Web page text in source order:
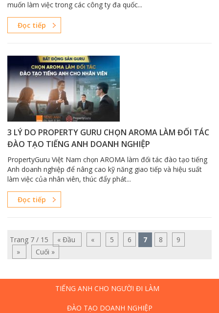
muốn làm việc trong các công ty đa quốc...
Đọc tiếp
3 LÝ DO PROPERTY GURU CHỌN AROMA LÀM ĐỐI TÁC
ĐÀO TẠO TIẾNG ANH DOANH NGHIỆP
PropertyGuru Việt Nam chọn AROMA làm đối tác đào tạo tiếng
Anh doanh nghiệp để nâng cao kỹ năng giao tiếp và hiệu suất
làm việc của nhân viên, thúc đẩy phát...
Đọc tiếp
Trang 7 / 15 « Đầu « 5 6 7 8
9
»
Cuối »
TIẾNG ANH CHO NGƯỜI ĐI LÀM
ĐÀO TẠO DOANH NGHIỆP